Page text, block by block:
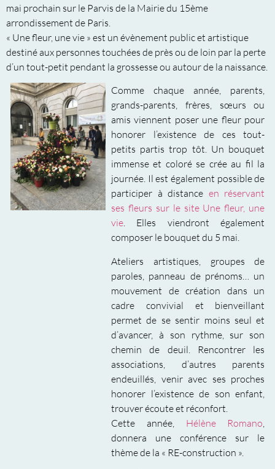
mai prochain sur le Parvis de la Mairie du 15ème
arrondissement de Paris.
« Une fleur, une vie » est un évènement public et artistique
destiné aux personnes touchées de près ou de loin par la perte
d’un tout-petit pendant la grossesse ou autour de la naissance.
Comme chaque année, parents,
grands-parents, frères, sœurs ou
amis viennent poser une fleur pour
honorer l’existence de ces tout-
petits partis trop tôt. Un bouquet
immense et coloré se crée au fil la
journée. Il est également possible de
participer à distance en réservant
ses fleurs sur le site Une fleur, une
vie. Elles viendront également
composer le bouquet du 5 mai.
Ateliers artistiques, groupes de
paroles, panneau de prénoms… un
mouvement de création dans un
cadre convivial et bienveillant
permet de se sentir moins seul et
d’avancer, à son rythme, sur son
chemin de deuil. Rencontrer les
associations, d’autres parents
endeuillés, venir avec ses proches
honorer l’existence de son enfant,
trouver écoute et réconfort.
Cette année, Hélène Romano
donnera une conférence sur le
thème de la « RE-construction ».